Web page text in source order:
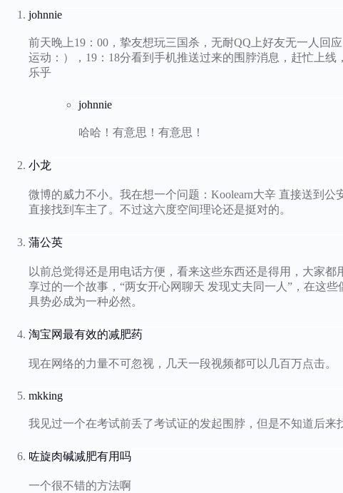
johnnie
前天晚上19：00，挚友想玩三国杀，无耐QQ上好友无一人回
运动：），19：18分看到手机推送过来的围脖消息，赶忙上
乐乎
johnnie
哈哈！有意思！有意思！
小龙
微博的威力不小。我在想一个问题：Koolearn大辛 直接送到
直接找到车主了。不过这六度空间理论还是挺对的。
蒲公英
以前总觉得还是用电话方便，看来这些东西还是得用，大家
享过的一个故事，“两女开心网聊天 发现丈夫同一人”，在这
具势必成为一种必然。
淘宝网最有效的减肥药
现在网络的力量不可忽视，几天一段视频都可以几百万点击。
mkking
我见过一个在考试前丢了考试证的发起围脖，但是不知道后来
咗旋肉碱减肥有用吗
一个很不错的方法啊